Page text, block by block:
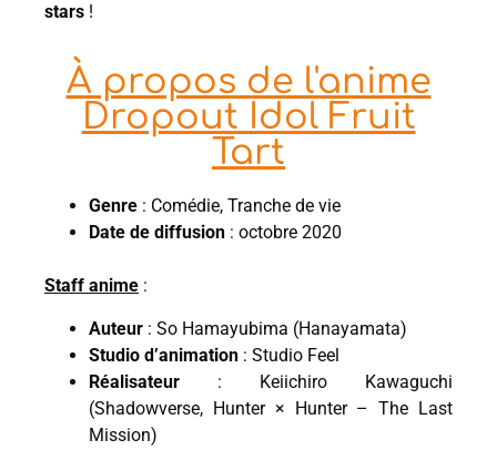
stars !
À propos de l'anime
Dropout Idol Fruit
Tart
Genre : Comédie, Tranche de vie
Date de diffusion : octobre 2020
Staff anime :
Auteur : So Hamayubima (Hanayamata)
Studio d’animation : Studio Feel
Réalisateur : Keiichiro Kawaguchi
(Shadowverse, Hunter × Hunter – The Last
Mission)